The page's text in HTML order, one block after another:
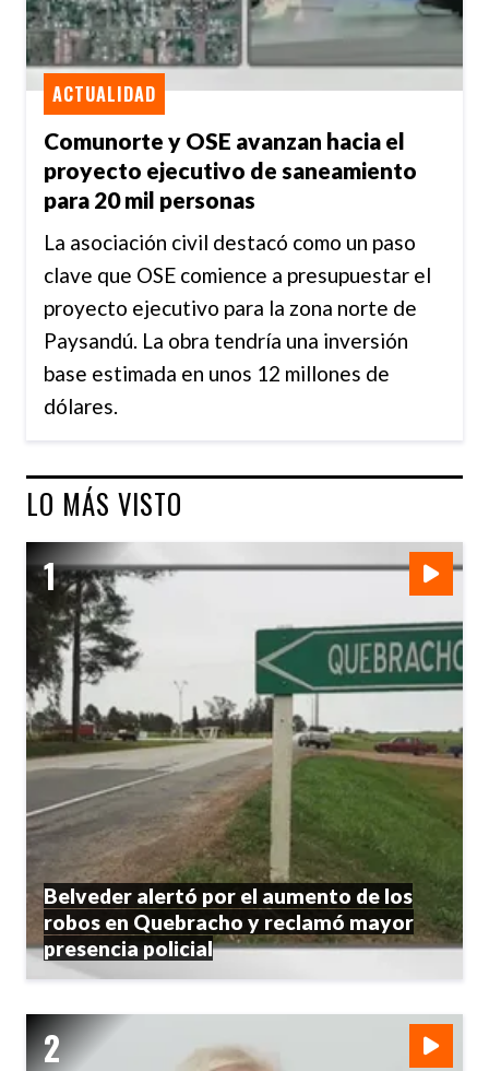
Comunorte y OSE avanzan hacia el
proyecto ejecutivo de saneamiento
para 20 mil personas
ACTUALIDAD
La asociación civil destacó como un paso
clave que OSE comience a presupuestar el
proyecto ejecutivo para la zona norte de
Paysandú. La obra tendría una inversión
base estimada en unos 12 millones de
dólares.
LO MÁS VISTO
Belveder alertó por el aumento de los
robos en Quebracho y reclamó mayor
presencia policial